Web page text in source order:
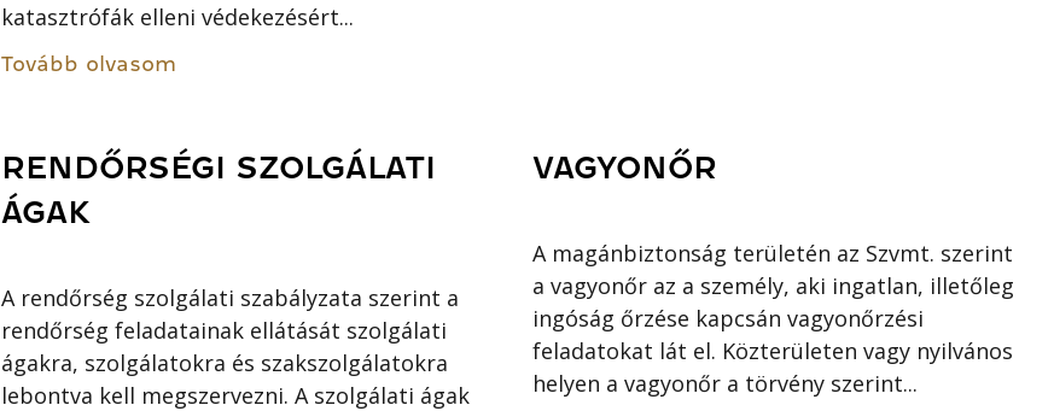
katasztrófák elleni védekezésért...
Tovább olvasom
RENDŐRSÉGI SZOLGÁLATI
ÁGAK
A rendőrség szolgálati szabályzata szerint a
rendőrség feladatainak ellátását szolgálati
ágakra, szolgálatokra és szakszolgálatokra
lebontva kell megszervezni. A szolgálati ágak
VAGYONŐR
A magánbiztonság területén az Szvmt. szerint
a vagyonőr az a személy, aki ingatlan, illetőleg
ingóság őrzése kapcsán vagyonőrzési
feladatokat lát el. Közterületen vagy nyilvános
helyen a vagyonőr a törvény szerint...